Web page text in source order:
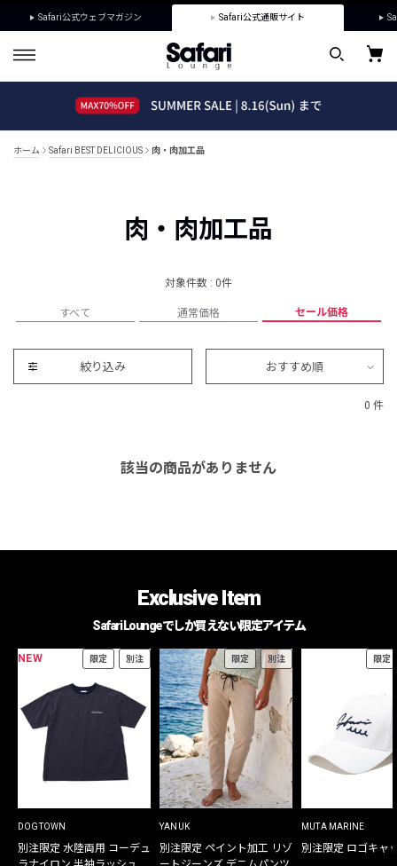
Safari公式ウェブマガジン Safari公式通販サイト
ホーム Safari BEST DELICIOUS 肉・肉加工品
肉・肉加工品
対象件数 : 0件
すべて 通常価格 セール価格
絞り込み おすすめ順
0 件
該当の商品がありません
Exclusive Item
Safari Loungeでしか買えない限定アイテム
NEW 限定 別注
DOGTOWN
別注限定 水陸両用 コーデュ
限定 別注
YANUK
別注限定 ペイント加工 リゾ
限定
MUTA MARINE
別注限定 ロゴキャ